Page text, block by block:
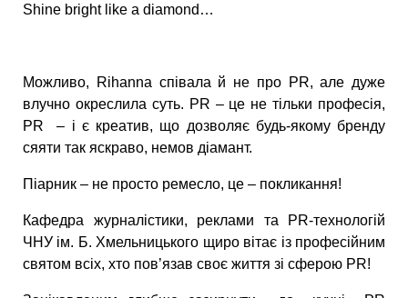
Shine bright like a diamond…
Можливо, Rihanna співала й не про PR, але дуже
влучно окреслила суть. PR – це не тільки професія,
PR – і є креатив, що дозволяє будь-якому бренду
сяяти так яскраво, немов діамант.
Піарник – не просто ремесло, це – покликання!
Кафедра журналістики, реклами та PR-технологій
ЧНУ ім. Б. Хмельницького щиро вітає із професійним
святом всіх, хто пов’язав своє життя зі сферою PR!